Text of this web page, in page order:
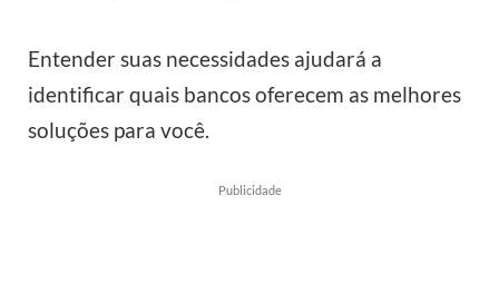
Entender suas necessidades ajudará a
identificar quais bancos oferecem as melhores
soluções para você.
Publicidade